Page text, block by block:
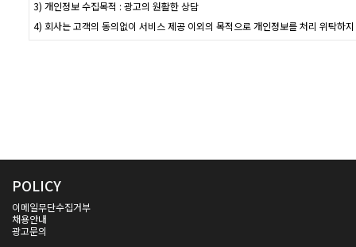
POLICY
이메일무단수집거부
채용안내
광고문의